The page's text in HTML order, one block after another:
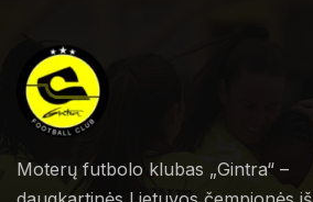
Moterų futbolo klubas „Gintra“ –